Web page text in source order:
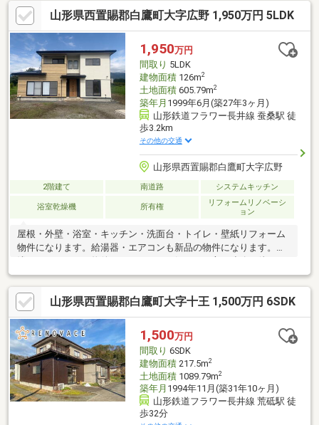
山形県西置賜郡白鷹町大字広野 1,950万円 5LDK
1,950万円
間取り 5LDK
建物面積126m2
土地面積605.79m2
築年月 1999年6月(築27年3ヶ月)
山形鉄道フラワー長井線 蚕桑駅 徒
歩3.2km
その他の交通
山形県西置賜郡白鷹町大字広野
2階建て 南道路 システムキッチン
浴室乾燥機 所有権
リフォームリノベーシ
ョン
屋根・外壁・浴室・キッチン・洗面台・トイレ・壁紙リフォーム
物件になります。給湯器・エアコンも新品の物件になります。築
浅リノベーション物件になりますので気になる方は連絡お待ちし
ております。
山形県西置賜郡白鷹町大字十王 1,500万円 6SDK
1,500万円
間取り 6SDK
建物面積217.5m2
土地面積1089.79m2
築年月 1994年11月(築31年10ヶ月)
山形鉄道フラワー長井線 荒砥駅 徒
歩32分